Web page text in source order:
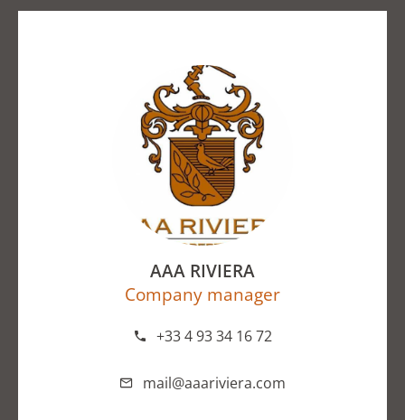
AAA RIVIERA
Company manager
+33 4 93 34 16 72
mail@aaariviera.com